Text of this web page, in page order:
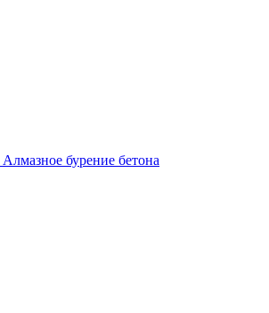
Алмазное бурение бетона